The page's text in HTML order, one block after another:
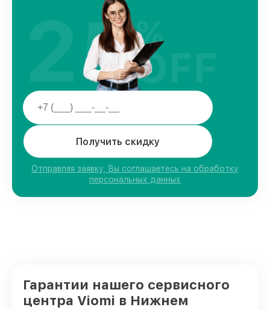
Получить скидку
Отправляя заявку, Вы соглашаетесь на обработку
персональных данных
25%
OFF
Гарантии нашего сервисного
центра Viomi в Нижнем